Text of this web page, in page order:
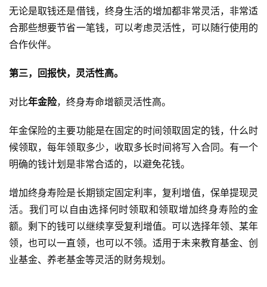
无论是取钱还是借钱，终身生活的增加都非常灵活，非常适
合那些想要节省一笔钱，可以考虑灵活性，可以随行使用的
合作伙伴。
第三，回报快，灵活性高。
对比年金险，终身寿命增额灵活性高。
年金保险的主要功能是在固定的时间领取固定的钱，什么时
候领取，每年领取多少，收取多长时间将写入合同。有一个
明确的钱计划是非常合适的，以避免花钱。
增加终身寿险是长期锁定固定利率，复利增值，保单提现灵
活。我们可以自由选择何时领取和领取增加终身寿险的金
额。剩下的钱可以继续享受复利增值。可以选择年领、某年
领，也可以一直领，也可以不领。适用于未来教育基金、创
业基金、养老基金等灵活的财务规划。